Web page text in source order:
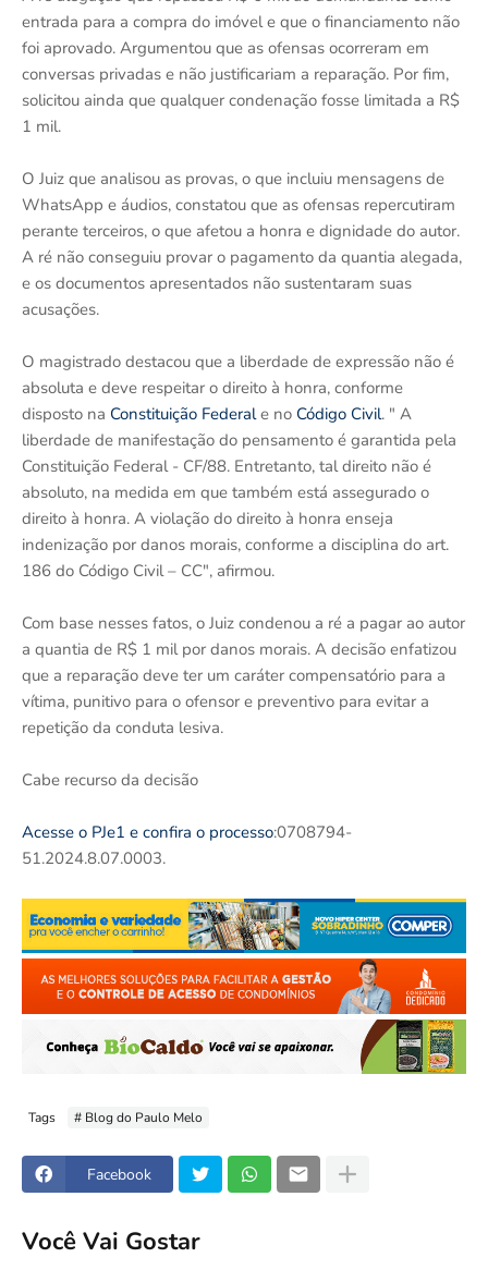
entrada para a compra do imóvel e que o financiamento não
foi aprovado. Argumentou que as ofensas ocorreram em
conversas privadas e não justificariam a reparação. Por fim,
solicitou ainda que qualquer condenação fosse limitada a R$
1 mil.
O Juiz que analisou as provas, o que incluiu mensagens de
WhatsApp e áudios, constatou que as ofensas repercutiram
perante terceiros, o que afetou a honra e dignidade do autor.
A ré não conseguiu provar o pagamento da quantia alegada,
e os documentos apresentados não sustentaram suas
acusações.
O magistrado destacou que a liberdade de expressão não é
absoluta e deve respeitar o direito à honra, conforme
disposto na Constituição Federale no Código Civil. " A
liberdade de manifestação do pensamento é garantida pela
Constituição Federal - CF/88. Entretanto, tal direito não é
absoluto, na medida em que também está assegurado o
direito à honra. A violação do direito à honra enseja
indenização por danos morais, conforme a disciplina do art.
186 do Código Civil – CC", afirmou.
Com base nesses fatos, o Juiz condenou a ré a pagar ao autor
a quantia de R$ 1 mil por danos morais. A decisão enfatizou
que a reparação deve ter um caráter compensatório para a
vítima, punitivo para o ofensor e preventivo para evitar a
repetição da conduta lesiva.
Cabe recurso da decisão
Acesse o PJe1 e confira o processo:0708794-
51.2024.8.07.0003.
Tags # Blog do Paulo Melo
Facebook
Você Vai Gostar